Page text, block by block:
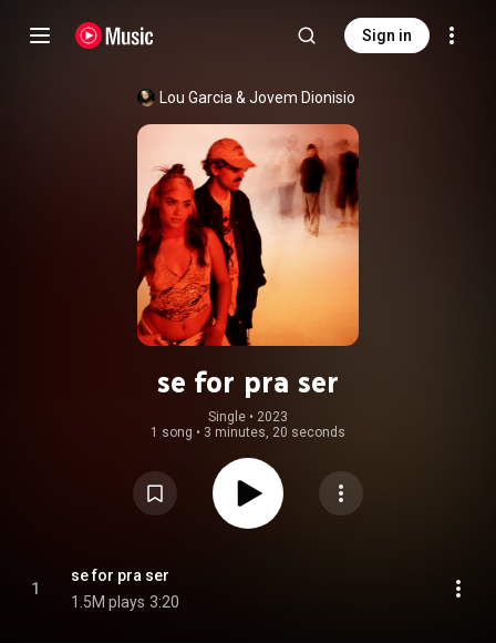
Sign in
Lou Garcia & Jovem Dionisio
se for pra ser
Single • 2023
1 song • 3 minutes, 20 seconds
1
se for pra ser
1.5M plays 3:20